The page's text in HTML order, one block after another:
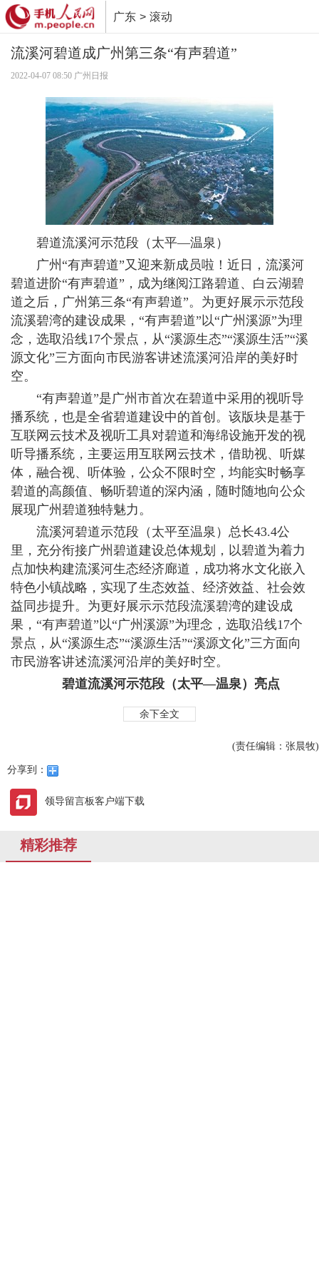
广东 > 滚动
流溪河碧道成广州第三条“有声碧道”
2022-04-07 08:50 广州日报
碧道流溪河示范段（太平—温泉）
广州“有声碧道”又迎来新成员啦！近日，流溪河
碧道进阶“有声碧道”，成为继阅江路碧道、白云湖碧
道之后，广州第三条“有声碧道”。为更好展示示范段
流溪碧湾的建设成果，“有声碧道”以“广州溪源”为理
念，选取沿线17个景点，从“溪源生态”“溪源生活”“溪
源文化”三方面向市民游客讲述流溪河沿岸的美好时
空。
“有声碧道”是广州市首次在碧道中采用的视听导
播系统，也是全省碧道建设中的首创。该版块是基于
互联网云技术及视听工具对碧道和海绵设施开发的视
听导播系统，主要运用互联网云技术，借助视、听媒
体，融合视、听体验，公众不限时空，均能实时畅享
碧道的高颜值、畅听碧道的深内涵，随时随地向公众
展现广州碧道独特魅力。
流溪河碧道示范段（太平至温泉）总长43.4公
里，充分衔接广州碧道建设总体规划，以碧道为着力
点加快构建流溪河生态经济廊道，成功将水文化嵌入
特色小镇战略，实现了生态效益、经济效益、社会效
益同步提升。为更好展示示范段流溪碧湾的建设成
果，“有声碧道”以“广州溪源”为理念，选取沿线17个
景点，从“溪源生态”“溪源生活”“溪源文化”三方面向
市民游客讲述流溪河沿岸的美好时空。
碧道流溪河示范段（太平—温泉）亮点
余下全文
(责任编辑：张晨牧)
分享到：
领导留言板客户端下载
精彩推荐